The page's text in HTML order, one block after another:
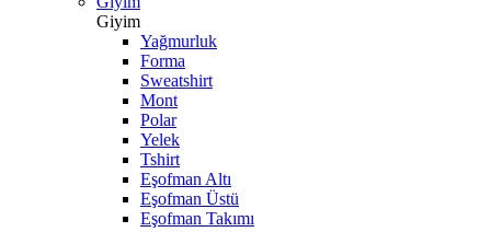
Giyim
Yağmurluk
Forma
Sweatshirt
Mont
Polar
Yelek
Tshirt
Eşofman Altı
Eşofman Üstü
Eşofman Takımı